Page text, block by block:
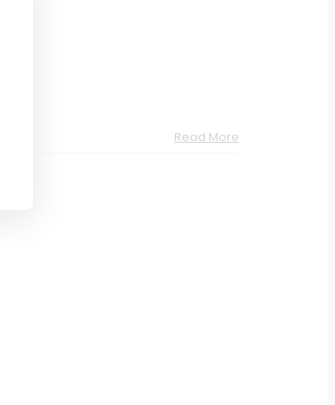
Read More